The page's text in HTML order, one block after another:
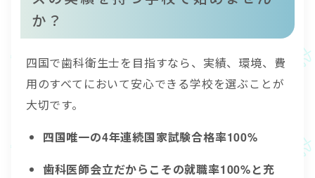
か？
四国で歯科衛生士を目指すなら、実績、環境、費
用のすべてにおいて安心できる学校を選ぶことが
大切です。
四国唯一の4年連続国家試験合格率100%
歯科医師会立だからこその就職率100%と充